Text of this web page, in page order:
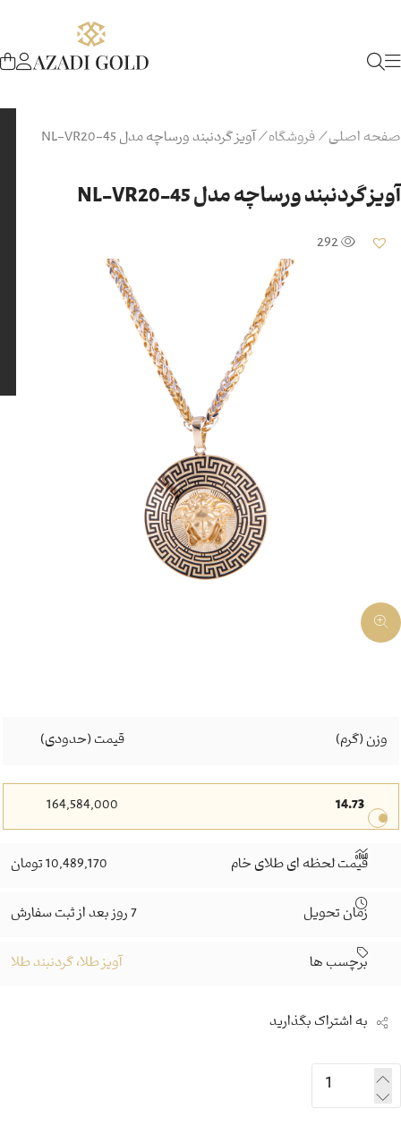
صفحه اصلی/فروشگاه/آویز گردنبند ورساچه مدل NL-VR20-45
آویز گردنبند ورساچه مدل NL-VR20-45
292
وزن (گرم) قیمت (حدودی)
14.73
164,584,000
قیمت لحظه ای طلای خام 10,489,170 تومان
زمان تحویل 7 روز بعد از ثبت سفارش
برچسب ها آویز طلا، گردنبند طلا
به اشتراک بگذارید